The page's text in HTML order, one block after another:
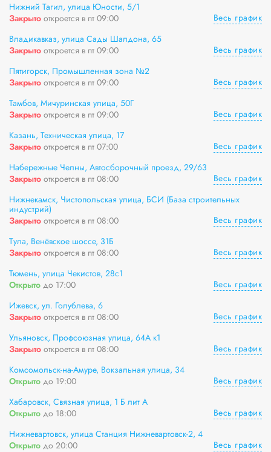
Нижний Тагил, улица Юности, 5/1
Закрыто откроется в пт 09:00
Весь график
Владикавказ, улица Сады Шалдона, 65
Закрыто откроется в пт 09:00
Весь график
Пятигорск, Промышленная зона №2
Закрыто откроется в пт 09:00
Весь график
Тамбов, Мичуринская улица, 50Г
Закрыто откроется в пт 09:00
Весь график
Казань, Техническая улица, 17
Закрыто откроется в пт 07:00
Весь график
Набережные Челны, Автосборочный проезд, 29/63
Закрыто откроется в пт 08:00
Весь график
Нижнекамск, Чистопольская улица, БСИ (База строительных
индустрий)
Закрыто откроется в пт 08:00
Весь график
Тула, Венёвское шоссе, 31Б
Закрыто откроется в пт 08:00
Весь график
Тюмень, улица Чекистов, 28с1
Открыто до 17:00
Весь график
Ижевск, ул. Голублева, 6
Закрыто откроется в пт 08:00
Весь график
Ульяновск, Профсоюзная улица, 64А к1
Закрыто откроется в пт 08:00
Весь график
Комсомольск-на-Амуре, Вокзальная улица, 34
Открыто до 19:00
Весь график
Хабаровск, Связная улица, 1 Б лит А
Открыто до 18:00
Весь график
Нижневартовск, улица Станция Нижневартовск-2, 4
Открыто до 20:00
Весь график